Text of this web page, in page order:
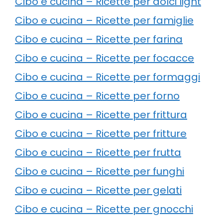
Cibo e cucina – Ricette per famiglie
Cibo e cucina – Ricette per farina
Cibo e cucina – Ricette per focacce
Cibo e cucina – Ricette per formaggi
Cibo e cucina – Ricette per forno
Cibo e cucina – Ricette per frittura
Cibo e cucina – Ricette per fritture
Cibo e cucina – Ricette per frutta
Cibo e cucina – Ricette per funghi
Cibo e cucina – Ricette per gelati
Cibo e cucina – Ricette per gnocchi